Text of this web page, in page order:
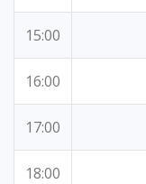
15:00
16:00
17:00
18:00